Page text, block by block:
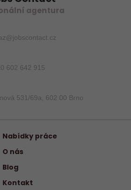
agentura
602 642 915
531/69a, 602 00 Brno
Nabídky práce
O nás
Blog
Kontakt